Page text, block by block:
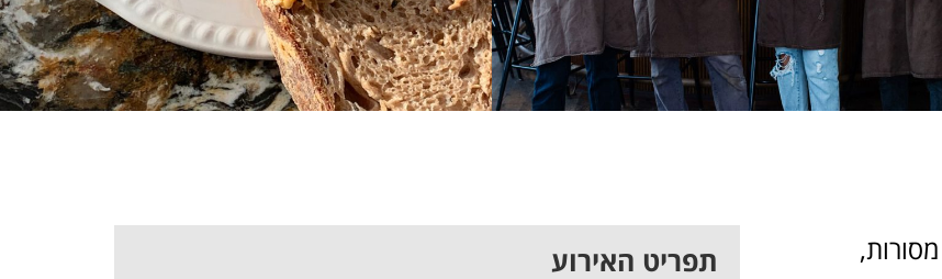
תפריט האירוע